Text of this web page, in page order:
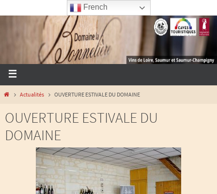
French
Actualités OUVERTURE ESTIVALE DU DOMAINE
OUVERTURE ESTIVALE DU
DOMAINE